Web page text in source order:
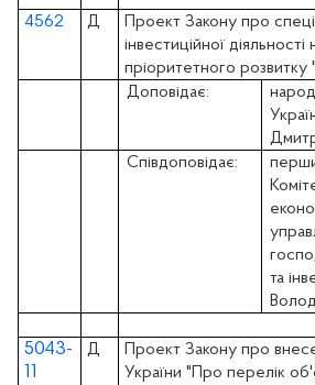
4562 Д
Проект Закону про
інвестиційної діяльності
пріоритетного розвитку
Доповідає:
Співдоповідає:
та
5043-
11
Д
Проект Закону про
України "Про перелік